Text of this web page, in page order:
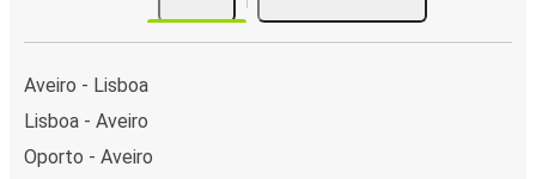
Aveiro - Lisboa
Lisboa - Aveiro
Oporto - Aveiro